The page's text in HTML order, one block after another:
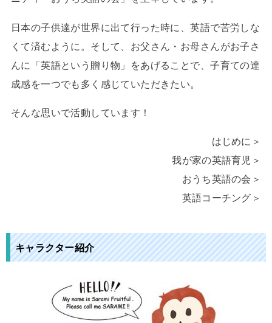
日本の子供達が世界に出て行った時に、英語で苦労しな
くて済むように。そして、お父さん・お母さんがお子さ
んに「英語という贈り物」をあげることで、子育ての達
成感を一つでも多く感じていただきたい。
そんな思いで活動しています！
はじめに＞
我が家の英語育児＞
おうち英語の会＞
英語コーチング＞
キャラクター紹介